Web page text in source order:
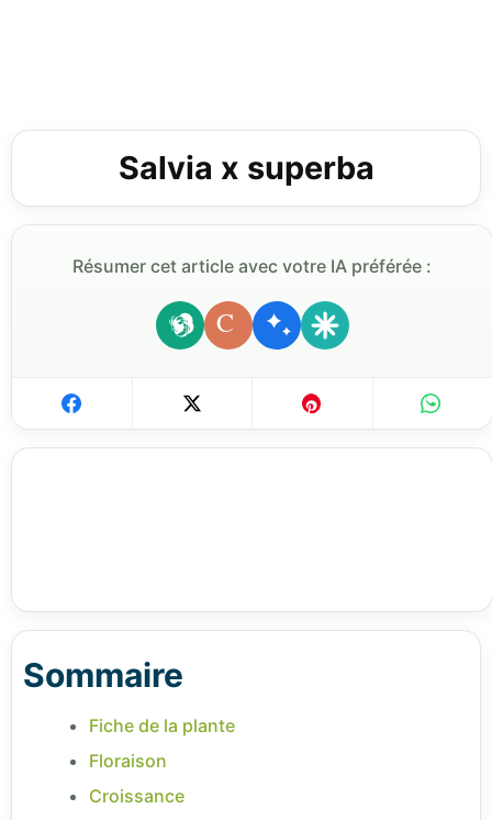
Salvia x superba
Résumer cet article avec votre IA préférée :
C
Sommaire
Fiche de la plante
Floraison
Croissance